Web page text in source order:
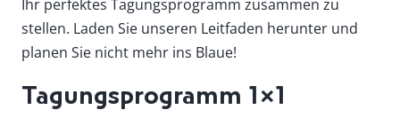
Ihr perfektes Tagungsprogramm zusammen zu
stellen. Laden Sie unseren Leitfaden herunter und
planen Sie nicht mehr ins Blaue!
Tagungsprogramm 1×1